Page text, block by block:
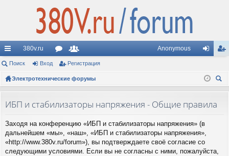
с
ы
и
380v.ru
ор
ум
ол
ьз
ат
ел
и
Anonymous
д ис
Поиск Вход Регистрация
Электротехнические форумы
ИБП и стабилизаторы напряжения - Общие правила
Заходя на конференцию «ИБП и стабилизаторы напряжения» (в
дальнейшем «мы», «наш», «ИБП и стабилизаторы напряжения»,
«http://www.380v.ru/forum»), вы подтверждаете своё согласие со
следующими условиями. Если вы не согласны с ними, пожалуйста,